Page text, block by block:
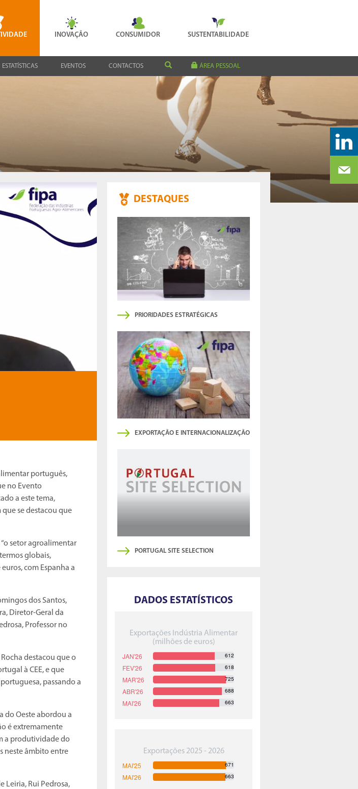
INOVAÇÃO CONSUMIDOR SUSTENTABILIDADE
ESTATÍSTICAS EVENTOS CONTACTOS ÁREA PESSOAL
português,
no Evento
a este tema,
que se destacou que
setor agroalimentar
globais,
com Espanha a
dos Santos,
Diretor-Geral da
Professor no
destacou que o
à CEE, e que
passando a
do Oeste abordou a
é extremamente
a produtividade do
neste âmbito entre
Leiria, Rui Pedrosa,
DESTAQUES
PRIORIDADES ESTRATÉGICAS
EXPORTAÇÃO E INTERNACIONALIZAÇÃO
PORTUGAL SITE SELECTION
DADOS ESTATÍSTICOS
Exportações Indústria Alimentar
(milhões de euros)
612
618
725
688
663
Exportações 2025 - 2026
671
663